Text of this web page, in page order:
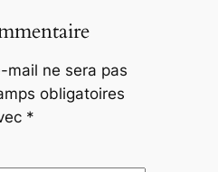
mail ne sera pas
obligatoires
*